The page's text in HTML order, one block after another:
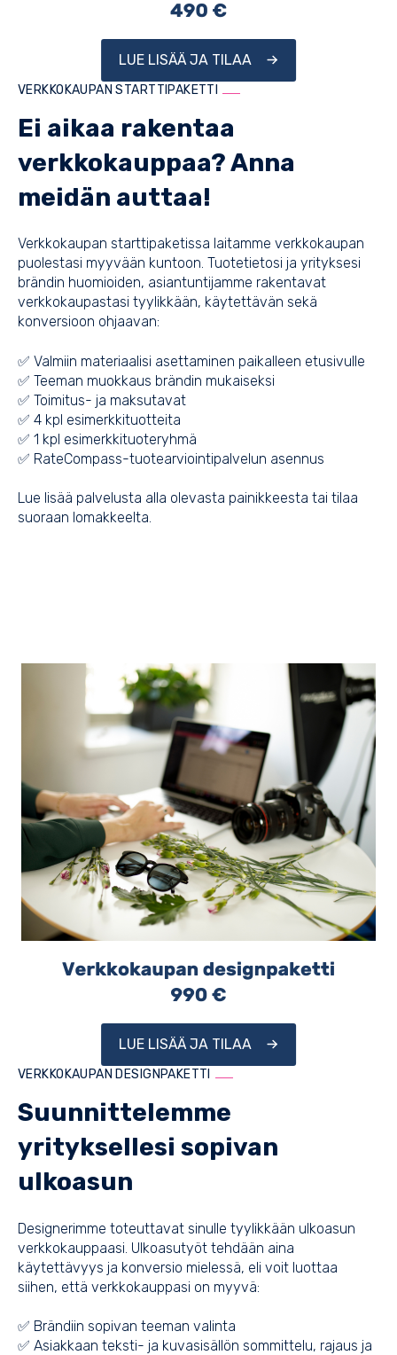
LUE LISÄÄ JA TILAA
VERKKOKAUPAN STARTTIPAKETTI
Ei aikaa rakentaa
verkkokauppaa? Anna
meidän auttaa!
Verkkokaupan starttipaketissa laitamme verkkokaupan
puolestasi myyvään kuntoon. Tuotetietosi ja yrityksesi
brändin huomioiden, asiantuntijamme rakentavat
verkkokaupastasi tyylikkään, käytettävän sekä
konversioon ohjaavan:
✅ Valmiin materiaalisi asettaminen paikalleen etusivulle
✅ Teeman muokkaus brändin mukaiseksi
✅ Toimitus- ja maksutavat
✅ 4 kpl esimerkkituotteita
✅ 1 kpl esimerkkituoteryhmä
✅ RateCompass-tuotearviointipalvelun asennus
Lue lisää palvelusta alla olevasta painikkeesta tai tilaa
suoraan lomakkeelta.
LUE LISÄÄ JA TILAA
VERKKOKAUPAN DESIGNPAKETTI
Suunnittelemme
yrityksellesi sopivan
ulkoasun
Designerimme toteuttavat sinulle tyylikkään ulkoasun
verkkokauppaasi. Ulkoasutyöt tehdään aina
käytettävyys ja konversio mielessä, eli voit luottaa
siihen, että verkkokauppasi on myyvä:
✅ Brändiin sopivan teeman valinta
✅ Asiakkaan teksti- ja kuvasisällön sommittelu, rajaus ja